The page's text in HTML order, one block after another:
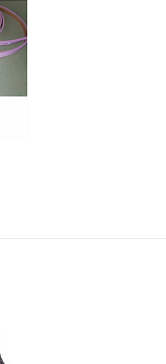
Недоступно